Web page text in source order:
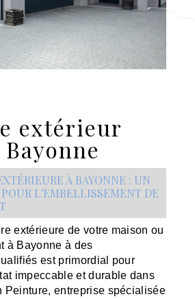
extérieur
À BAYONNE : UN
L'EMBELLISSEMENT DE
extérieure de votre maison ou
à Bayonne à des
est primordial pour
impeccable et durable dans
Peinture, entreprise spécialisée